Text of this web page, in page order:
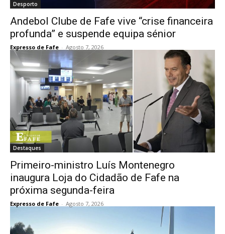
Desporto
Andebol Clube de Fafe vive “crise financeira
profunda” e suspende equipa sénior
Expresso de Fafe - Agosto 7, 2026
Destaques
Primeiro-ministro Luís Montenegro
inaugura Loja do Cidadão de Fafe na
próxima segunda-feira
Expresso de Fafe - Agosto 7, 2026